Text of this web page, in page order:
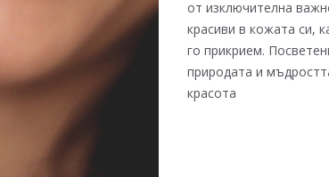
от изключителна
красиви в кожата си,
го прикрием.
природата и
красота